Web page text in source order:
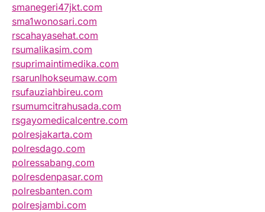
smanegeri47jkt.com
sma1wonosari.com
rscahayasehat.com
rsumalikasim.com
rsuprimaintimedika.com
rsarunlhokseumaw.com
rsufauziahbireu.com
rsumumcitrahusada.com
rsgayomedicalcentre.com
polresjakarta.com
polresdago.com
polressabang.com
polresdenpasar.com
polresbanten.com
polresjambi.com